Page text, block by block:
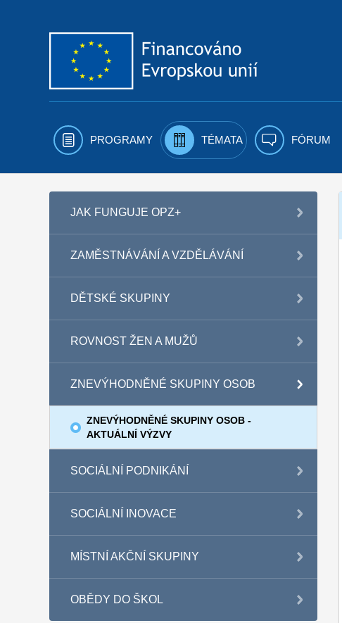
PROGRAMY TÉMATA FÓRUM
JAK FUNGUJE OPZ+
ZAMĚSTNÁVÁNÍ A VZDĚLÁVÁNÍ
DĚTSKÉ SKUPINY
ROVNOST ŽEN A MUŽŮ
ZNEVÝHODNĚNÉ SKUPINY OSOB
ZNEVÝHODNĚNÉ SKUPINY OSOB -
AKTUÁLNÍ VÝZVY
SOCIÁLNÍ PODNIKÁNÍ
SOCIÁLNÍ INOVACE
MÍSTNÍ AKČNÍ SKUPINY
OBĚDY DO ŠKOL